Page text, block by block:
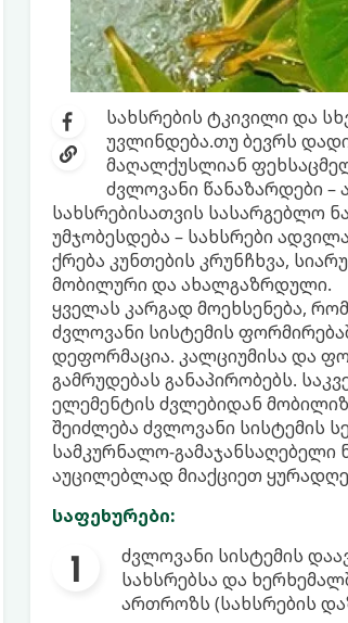
სახსრების ტკივილი და
უვლინდება.თუ ბევრს
მაღალქუსლიან
ძვლოვანი წანაზარდები
სახსრებისათვის სასარგებლო
უმჯობესდება – სახსრები
ქრება კუნთების კრუნჩხვა,
მობილური და ახალგაზრდული.
ყველას კარგად მოეხსენება,
ძვლოვანი სისტემის
დეფორმაცია. კალციუმისა და
გამრუდებას განაპირობებს.
ელემენტის ძვლებიდან
შეიძლება ძვლოვანი სისტემის
სამკურნალო-გამაჯანსაღებელი
აუცილებლად მიაქციეთ
საფეხურები:
ძვლოვანი სისტემის
სახსრებსა და
ართროზს (სახსრების